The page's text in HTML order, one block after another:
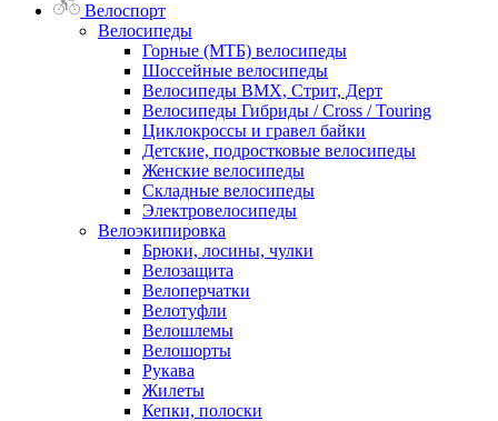
Велоспорт
Велосипеды
Горные (МТБ) велосипеды
Шоссейные велосипеды
Велосипеды BMX, Стрит, Дерт
Велосипеды Гибриды / Cross / Touring
Циклокроссы и гравел байки
Детские, подростковые велосипеды
Женские велосипеды
Складные велосипеды
Электровелосипеды
Велоэкипировка
Брюки, лосины, чулки
Велозащита
Велоперчатки
Велотуфли
Велошлемы
Велошорты
Рукава
Жилеты
Кепки, полоски